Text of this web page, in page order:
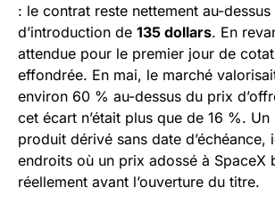
: le contrat reste nettement au-
d’introduction de 135 dollars. En
attendue pour le premier jour de
effondrée. En mai, le marché
environ 60 % au-dessus du prix
cet écart n’était plus que de 16 %. Un
produit dérivé sans date d’échéance,
endroits où un prix adossé à SpaceX
réellement avant l’ouverture du titre.